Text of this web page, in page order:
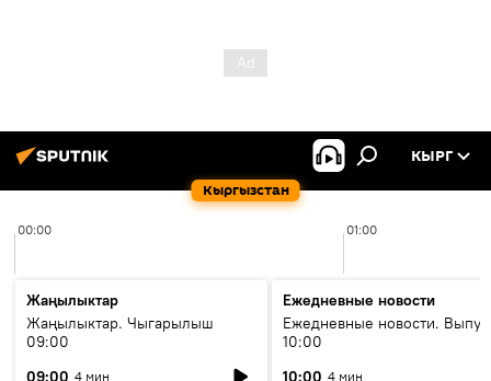
Кыргызстан
КЫРГ
00:00 01:00
Жаңылыктар
Жаңылыктар. Чыгарылыш
09:00
09:00 4 мин
Ежедневные новости
Ежедневные новости.
10:00
10:00 4 мин